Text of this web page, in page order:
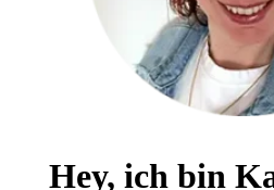
Hey, ich bin